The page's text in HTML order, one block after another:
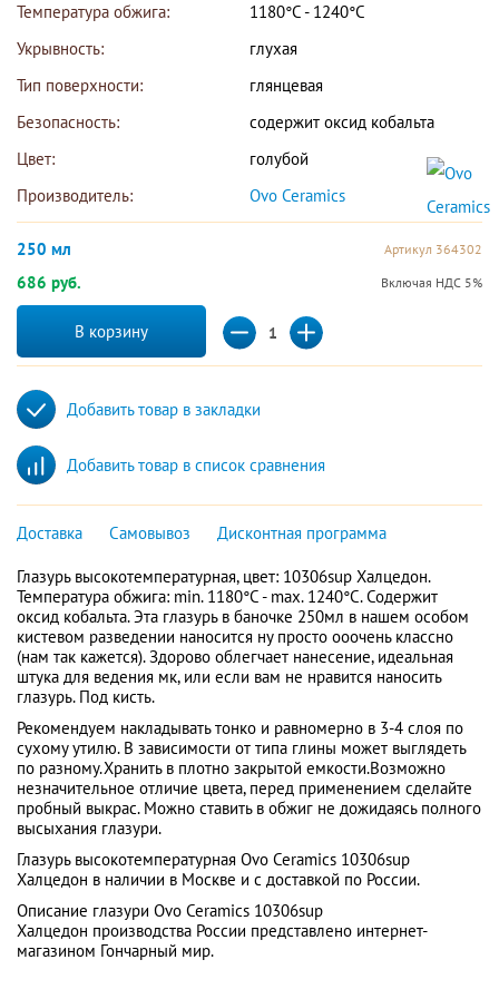
Температура обжига:
1180°С - 1240°С
Укрывность:
глухая
Тип поверхности:
глянцевая
Безопасность:
содержит оксид кобальта
Цвет:
голубой
Производитель:
Ovo Ceramics
250 мл Артикул 364302
686 руб. Включая НДС 5%
В корзину
Добавить товар в закладки
Добавить товар в список сравнения
Доставка Самовывоз Дисконтная программа
Глазурь высокотемпературная, цвет: 10306sup Халцедон.
Температура обжига: min. 1180°C - max. 1240°C. Содержит
оксид кобальта. Эта глазурь в баночке 250мл в нашем особом
кистевом разведении наносится ну просто ооочень классно
(нам так кажется). Здорово облегчает нанесение, идеальная
штука для ведения мк, или если вам не нравится наносить
глазурь. Под кисть.
Рекомендуем накладывать тонко и равномерно в 3-4 слоя по
сухому утилю. В зависимости от типа глины может выглядеть
по разному.Хранить в плотно закрытой емкости.Возможно
незначительное отличие цвета, перед применением сделайте
пробный выкрас. Можно ставить в обжиг не дожидаясь полного
высыхания глазури.
Глазурь высокотемпературная Ovo Ceramics 10306sup
Халцедон в наличии в Москве и с доставкой по России.
Описание глазури Ovo Ceramics 10306sup
Халцедон производства России представлено интернет-
магазином Гончарный мир.